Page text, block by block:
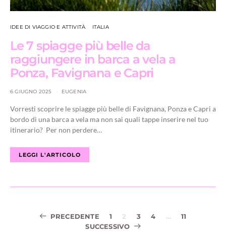
IDEE DI VIAGGIO E ATTIVITÀ ITALIA
Le 7 spiagge più belle da
raggiungere in barca a vela a
Ponza, Favignana e Capri
6 GIUGNO 2025 EUGENIA
Vorresti scoprire le spiagge più belle di Favignana, Ponza e Capri a
bordo di una barca a vela ma non sai quali tappe inserire nel tuo
itinerario? Per non perdere…
LEGGI L'ARTICOLO
Navigazione
PRECEDENTE 1 2 3 4 …
11
SUCCESSIVO